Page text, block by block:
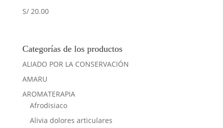
S/20.00
Categorías de los productos
ALIADO POR LA CONSERVACIÓN
AMARU
AROMATERAPIA
Afrodisiaco
Alivia dolores articulares